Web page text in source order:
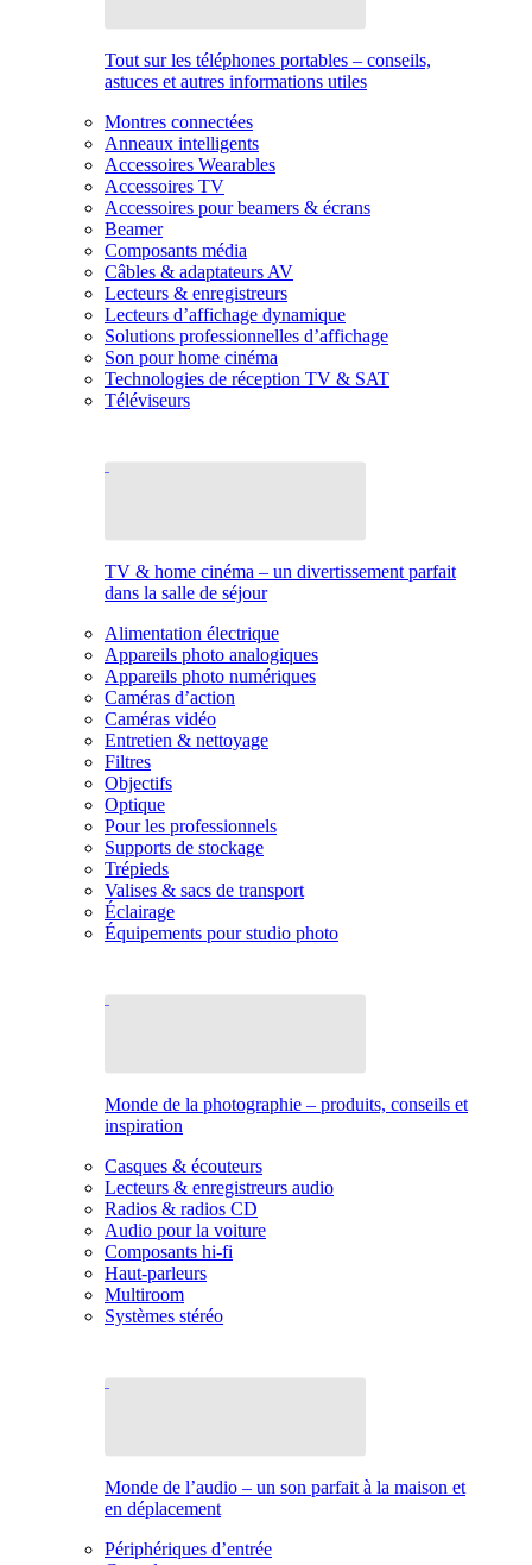
Tout sur les téléphones portables – conseils,
astuces et autres informations utiles
Montres connectées
Anneaux intelligents
Accessoires Wearables
Accessoires TV
Accessoires pour beamers & écrans
Beamer
Composants média
Câbles & adaptateurs AV
Lecteurs & enregistreurs
Lecteurs d’affichage dynamique
Solutions professionnelles d’affichage
Son pour home cinéma
Technologies de réception TV & SAT
Téléviseurs
TV & home cinéma – un divertissement parfait
dans la salle de séjour
Alimentation électrique
Appareils photo analogiques
Appareils photo numériques
Caméras d’action
Caméras vidéo
Entretien & nettoyage
Filtres
Objectifs
Optique
Pour les professionnels
Supports de stockage
Trépieds
Valises & sacs de transport
Éclairage
Équipements pour studio photo
Monde de la photographie – produits, conseils et
inspiration
Casques & écouteurs
Lecteurs & enregistreurs audio
Radios & radios CD
Audio pour la voiture
Composants hi-fi
Haut-parleurs
Multiroom
Systèmes stéréo
Monde de l’audio – un son parfait à la maison et
en déplacement
Périphériques d’entrée